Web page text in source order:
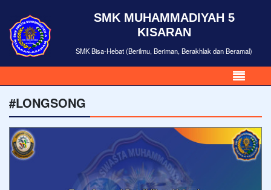
SMK MUHAMMADIYAH 5
KISARAN
SMK Bisa-Hebat (Berilmu, Beriman, Berakhlak dan Beramal)
#LONGSONG